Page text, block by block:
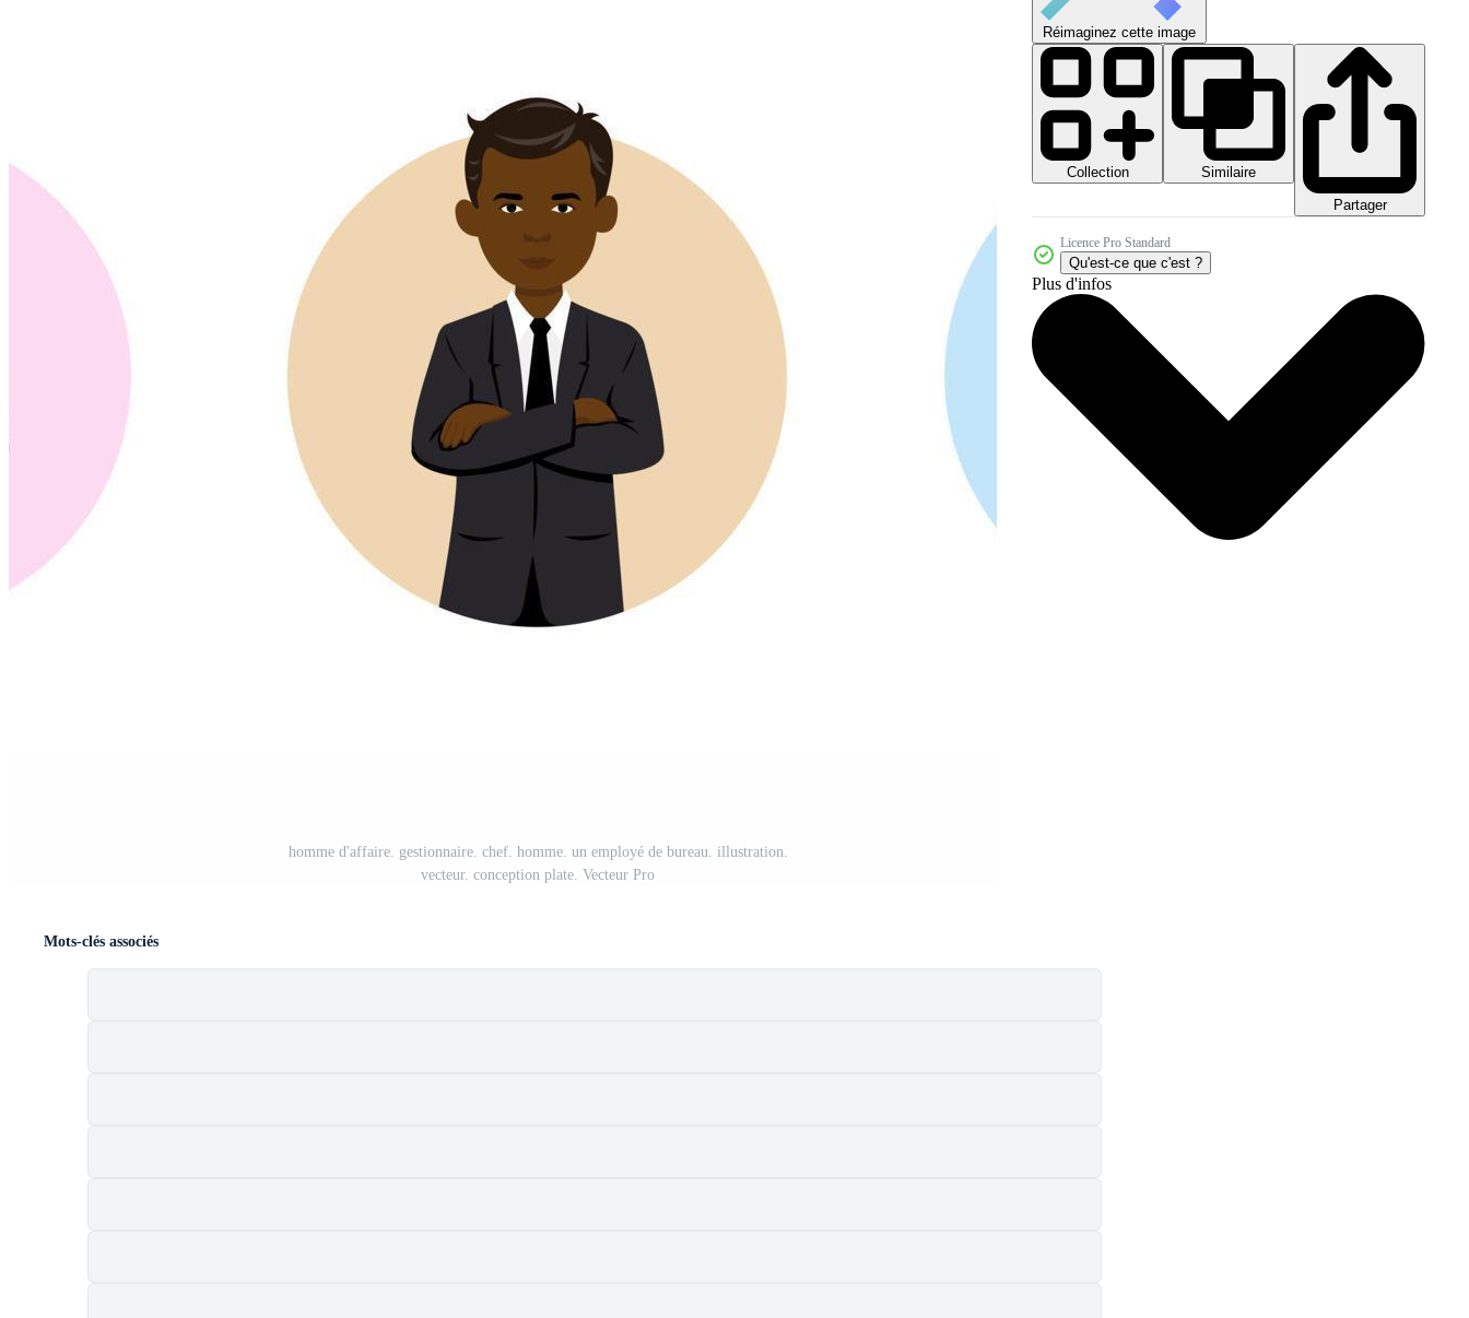
homme d'affaire. gestionnaire. chef. homme. un employé de bureau. illustration.
vecteur. conception plate. Vecteur Pro
Réimaginez cette image
Collection
Similaire
Partager
Licence Pro Standard
Qu'est-ce que c'est ?
Plus d'infos
Mots-clés associés